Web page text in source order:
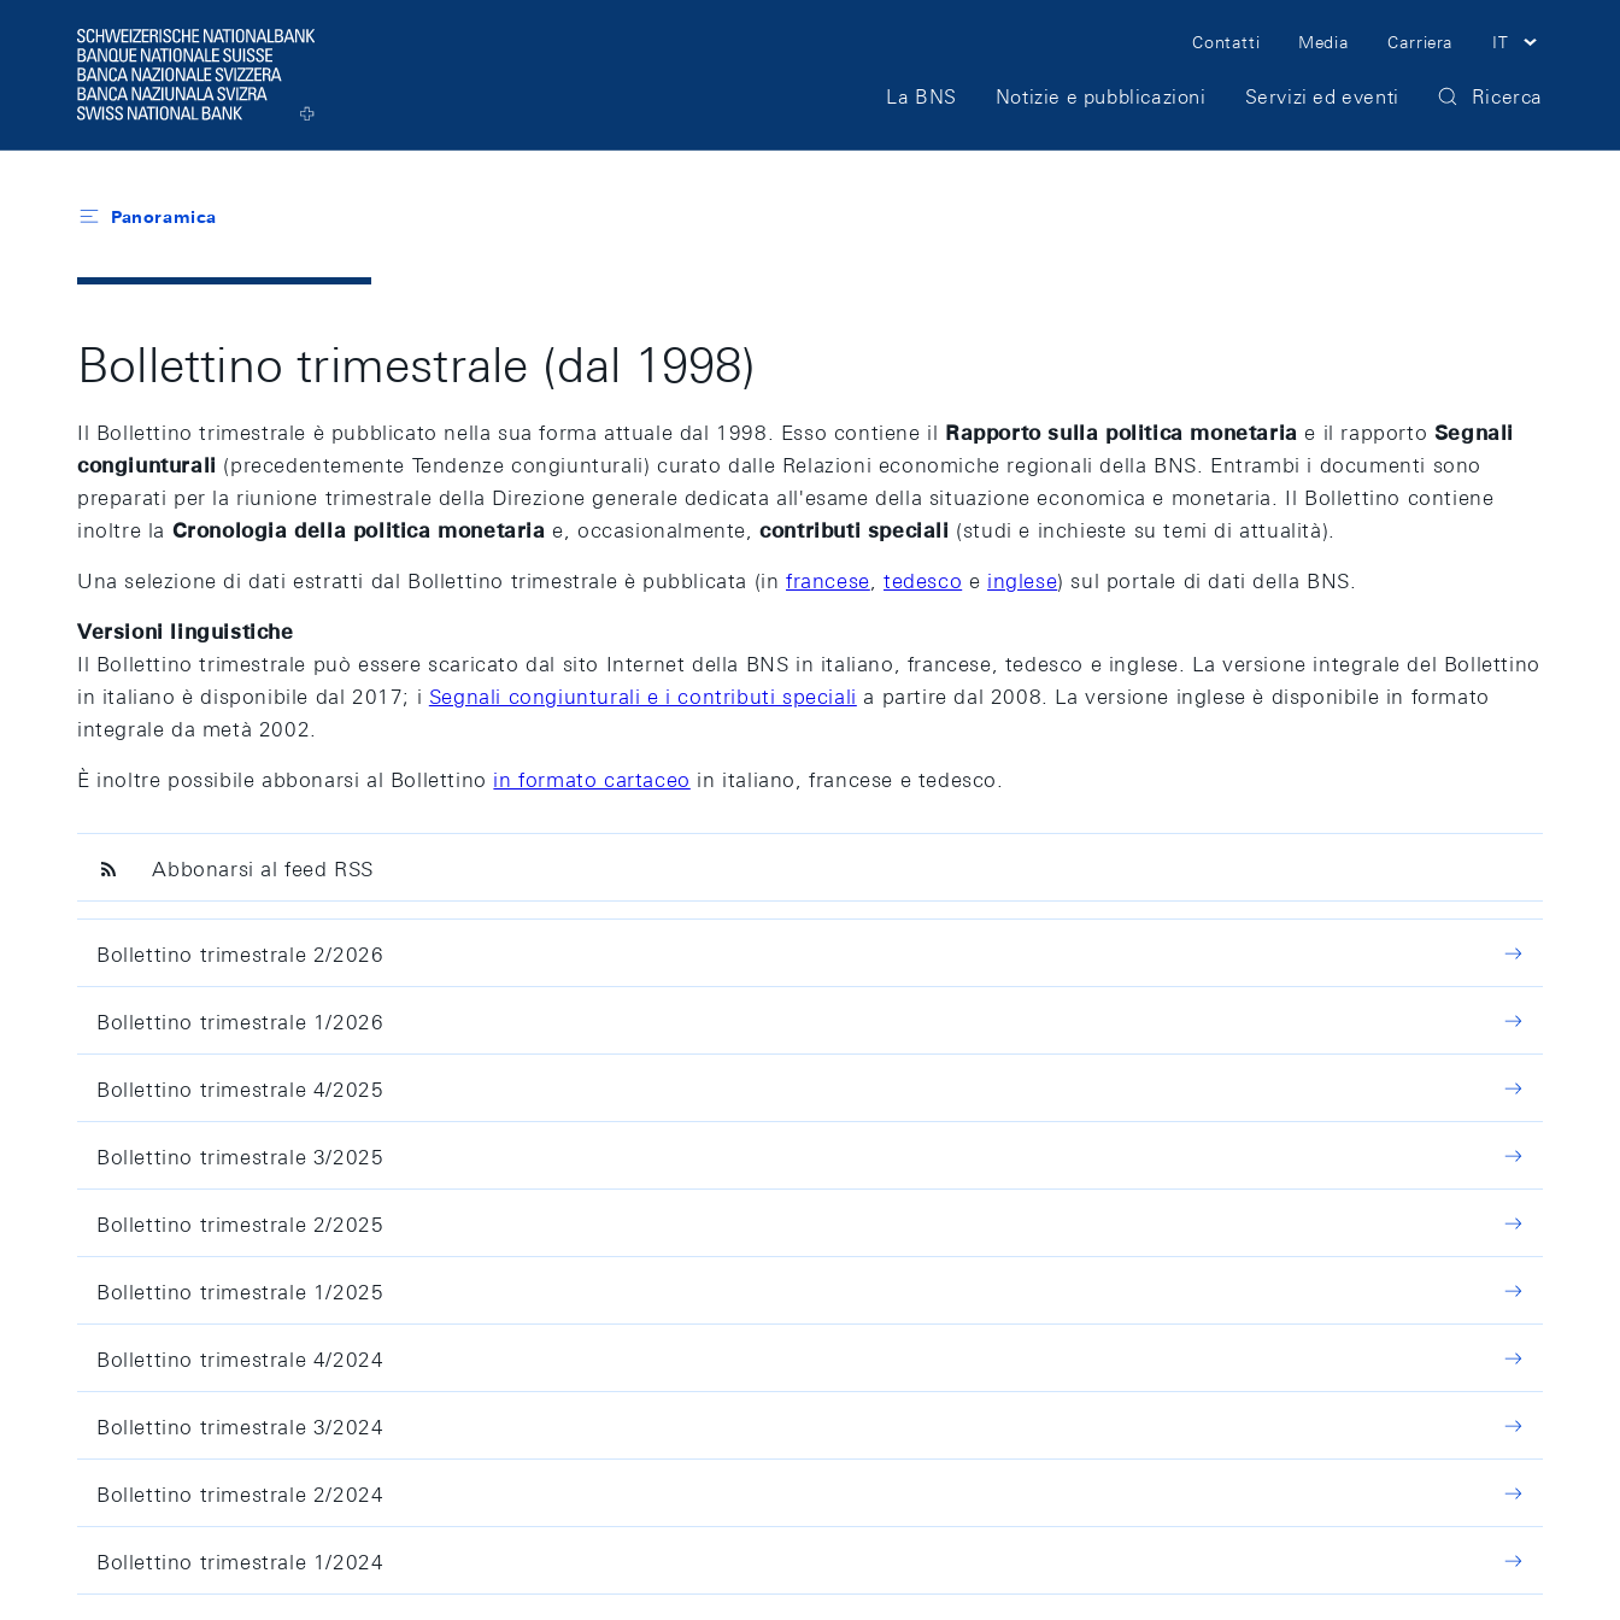
Logo
Meta
Navigation
Contatti Media Carriera IT
Main
Navigation
La BNS Notizie e pubblicazioni Servizi ed eventi Ricerca
Panoramica
Bollettino trimestrale (dal 1998)
Il Bollettino trimestrale è pubblicato nella sua forma attuale dal 1998. Esso contiene il Rapporto sulla politica monetaria e il rapporto Segnali
congiunturali (precedentemente Tendenze congiunturali) curato dalle Relazioni economiche regionali della BNS. Entrambi i documenti sono
preparati per la riunione trimestrale della Direzione generale dedicata all'esame della situazione economica e monetaria. Il Bollettino contiene
inoltre la Cronologia della politica monetaria e, occasionalmente,contributi speciali (studi e inchieste su temi di attualità).
Una selezione di dati estratti dal Bollettino trimestrale è pubblicata (in francese,tedesco e inglese) sul portale di dati della BNS.
Versioni linguistiche
Il Bollettino trimestrale può essere scaricato dal sito Internet della BNS in italiano, francese, tedesco e inglese. La versione integrale del Bollettino
in italiano è disponibile dal 2017; i Segnali congiunturali e i contributi speciali a partire dal 2008. La versione inglese è disponibile in formato
integrale da metà 2002.
È inoltre possibile abbonarsi al Bollettino in formato cartaceo in italiano, francese e tedesco.
Abbonarsi al feed RSS
Bollettino trimestrale 2/2026
Bollettino trimestrale 1/2026
Bollettino trimestrale 4/2025
Bollettino trimestrale 3/2025
Bollettino trimestrale 2/2025
Bollettino trimestrale 1/2025
Bollettino trimestrale 4/2024
Bollettino trimestrale 3/2024
Bollettino trimestrale 2/2024
Bollettino trimestrale 1/2024